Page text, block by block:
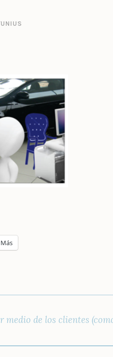
Más
de los clientes